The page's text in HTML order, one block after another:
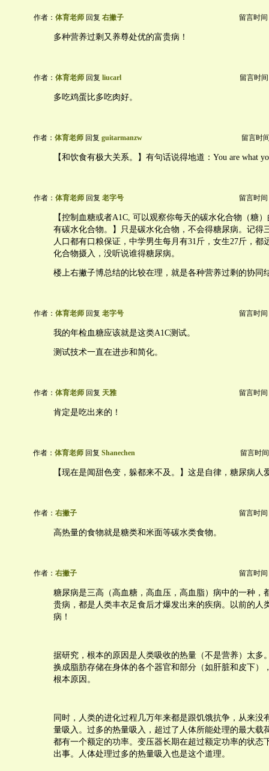
作者： 体育老师 回复 右撇子 留言时间
多种营养过剩又养尊处优的富贵病！
作者： 体育老师 回复 liucarl 留言时间
多吃鸡蛋比多吃肉好。
作者： 体育老师 回复 guitarmanzw 留言时
【和饮食有极大关系。】有句话说得地道：You are what
作者： 体育老师 回复 老字号 留言时间
【控制血糖或者A1C, 可以观察你每天的碳水化合物（糖
有碳水化合物。】只是碳水化合物，不会得糖尿病。记得
人口都有口粮保证，中学男生每月有31斤，女生27斤，都
化合物摄入，没听说谁得糖尿病。
楼上右撇子博总结的比较在理，就是各种营养过剩的协同
作者： 体育老师 回复 老字号 留言时间
我的年检血糖应该就是这类A1C测试。
测试技术一直在进步和简化。
作者： 体育老师 回复 天雅 留言时间
肯定是吃出来的！
作者： 体育老师 回复 Shanechen 留言时
【现在是闻甜色变，躲都来不及。】这是自律，糖尿病人
作者： 右撇子 留言时间
高热量的食物就是糖类和米面等碳水类食物。
作者： 右撇子 留言时间
糖尿病是三高（高血糖，高血压，高血脂）病中的一种，
贵病，都是人类丰衣足食后才爆发出来的疾病。以前的人
病！
据研究，根本的原因是人类吸收的热量（不是营养）太多
换成脂肪存储在身体的各个器官和部分（如肝脏和皮下）
根本原因。
同时，人类的进化过程几万年来都是跟饥饿抗争，从来没
量吸入。过多的热量吸入，超过了人体所能处理的最大载
都有一个额定的功率。变压器长期在超过额定功率的状态
出事。人体处理过多的热量吸入也是这个道理。